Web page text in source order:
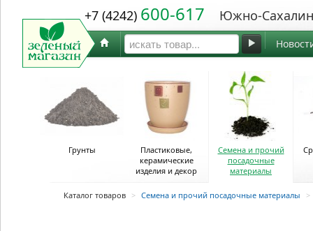
+7 (4242) 600-617 Южно-
Грунты
Пластиковые,
керамические
изделия и декор
Семена и прочий
посадочные
материалы
Каталог товаров > Семена и прочий посадочные материалы >